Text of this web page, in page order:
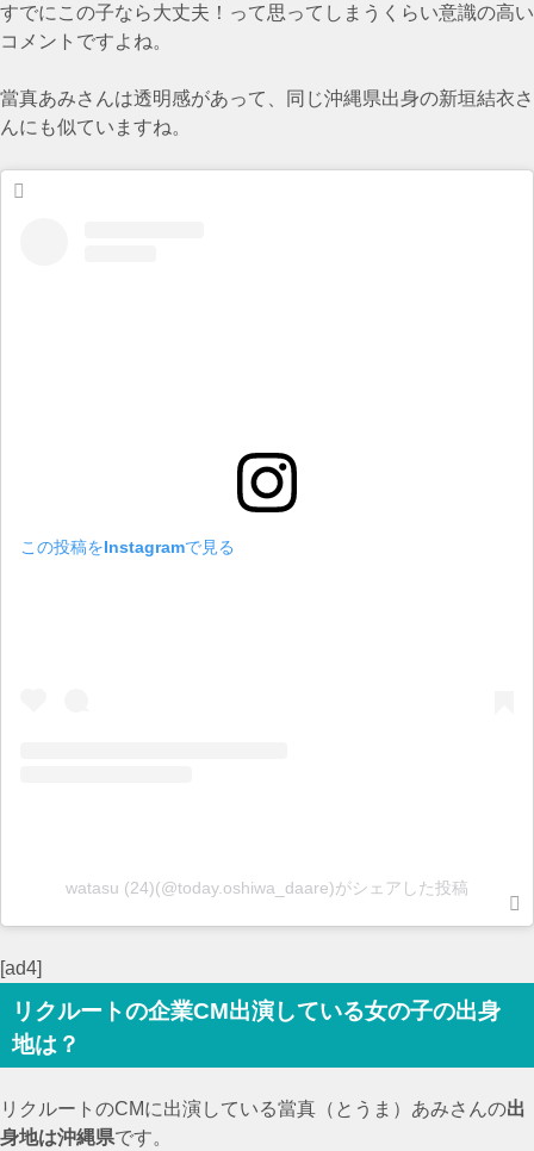
すでにこの子なら大丈夫！って思ってしまうくらい意識の高い
コメントですよね。
當真あみさんは透明感があって、同じ沖縄県出身の新垣結衣さ
んにも似ていますね。
この投稿をInstagramで見る
watasu (24)(@today.oshiwa_daare)がシェアした投稿
[ad4]
リクルートの企業CM出演している女の子の出身
地は？
リクルートのCMに出演している當真（とうま）あみさんの出
身地は沖縄県です。